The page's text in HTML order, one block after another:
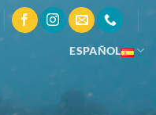
ESPAÑOL